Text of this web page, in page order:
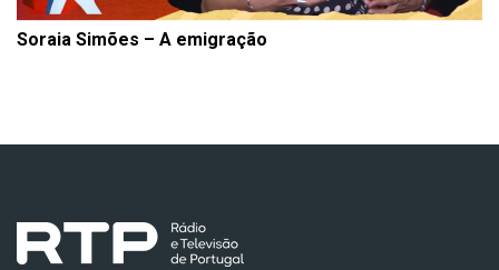
Soraia Simões – A emigração